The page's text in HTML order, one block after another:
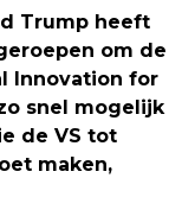
Trump heeft
om de
Innovation for
snel mogelijk
de VS tot
maken,